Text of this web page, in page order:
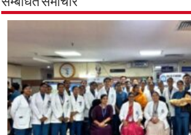
सम्बंधित समाचार